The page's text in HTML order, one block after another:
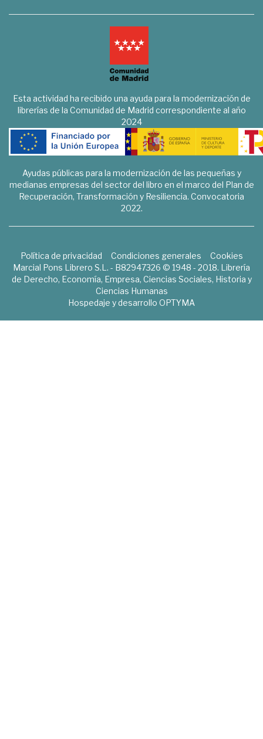
Esta actividad ha recibido una ayuda para la modernización de
librerías de la Comunidad de Madrid correspondiente al año
2024
Ayudas públicas para la modernización de las pequeñas y
medianas empresas del sector del libro en el marco del Plan de
Recuperación, Transformación y Resiliencia. Convocatoria
2022.
Política de privacidad Condiciones generales
Cookies
Marcial Pons Librero S.L. - B82947326 © 1948 - 2018. Librería
de Derecho, Economía, Empresa, Ciencias Sociales, Historia y
Ciencias Humanas
Hospedaje y desarrollo OPTYMA